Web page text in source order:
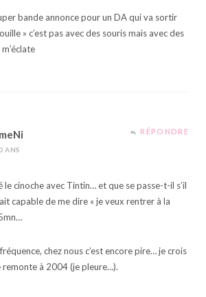
bande annonce pour un DA qui va sortir
» c’est pas avec des souris mais avec des
ANS
RÉPONDRE
le cinoche avec Tintin… et que se passe-t-il s’il
capable de me dire « je veux rentrer à la
chez nous c’est encore pire… je crois
à 2004 (je pleure…).